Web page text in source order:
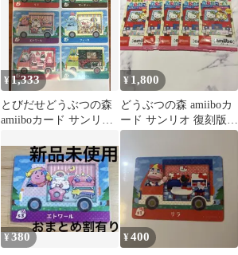
¥ 1,333
とびだせどうぶつの森
amiiboカード サンリオ
¥ 1,800
どうぶつの森 amiiboカ
ード サンリオ 復刻版 5
パックセット
¥380 ¥400